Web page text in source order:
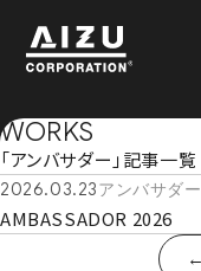
WORKS
「アンバサダー」記事一覧
2026.03.23アンバサダー
AMBASSADOR 2026